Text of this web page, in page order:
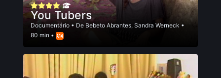
You Tubers
Documentário • De Bebeto Abrantes, Sandra Werneck •
80 min •